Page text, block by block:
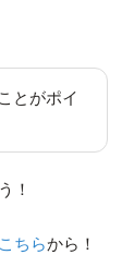
とがポイ
！
こちらから！